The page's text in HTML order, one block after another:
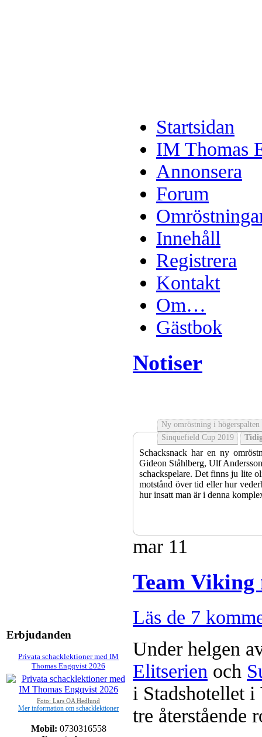
Erbjudanden
Privata schacklektioner med IM
Thomas Engqvist 2026
Foto: Lars OA Hedlund
Mer information om schacklektioner
Mobil: 0730316558
Startsidan
IM Thomas
Annonsera
Forum
Innehåll
Registrera
Kontakt
Om…
Gästbok
Notiser
Ny omröstning i högerspalten
Sinquefield Cup 2019
Schacksnack har en ny
Gideon Ståhlberg, Ulf
schackspelare. Det finns ju lite
motstånd över tid eller hur
hur insatt man är i denna
Sverigemästarklassen och
kämpar om
Min Seo, GM Erik
Hampus Sörensen GM Jonny
vem helst kan ta hem segern
SM-sammanhang brukar
Michael Wiedenkeller, IM
IM Bengt Lindberg, FM Joar
Ljung. Mitt stalltips är att FM
Sverigemästarklassen.
mar 11
Team
Läs de 7
Under helgen
Elitserien och
i Stadshotellet i
tre återstående